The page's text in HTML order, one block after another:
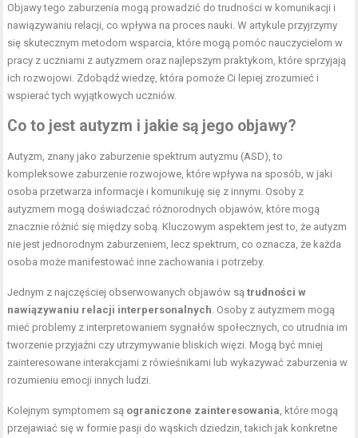
Objawy tego zaburzenia mogą prowadzić do trudności w komunikacji i
nawiązywaniu relacji, co wpływa na proces nauki. W artykule przyjrzymy
się skutecznym metodom wsparcia, które mogą pomóc nauczycielom w
pracy z uczniami z autyzmem oraz najlepszym praktykom, które sprzyjają
ich rozwojowi. Zdobądź wiedzę, która pomoże Ci lepiej zrozumieć i
wspierać tych wyjątkowych uczniów.
Co to jest autyzm i jakie są jego objawy?
Autyzm, znany jako zaburzenie spektrum autyzmu (ASD), to
kompleksowe zaburzenie rozwojowe, które wpływa na sposób, w jaki
osoba przetwarza informacje i komunikuję się z innymi. Osoby z
autyzmem mogą doświadczać różnorodnych objawów, które mogą
znacznie różnić się między sobą. Kluczowym aspektem jest to, że autyzm
nie jest jednorodnym zaburzeniem, lecz spektrum, co oznacza, że każda
osoba może manifestować inne zachowania i potrzeby.
Jednym z najczęściej obserwowanych objawów sątrudności w
nawiązywaniu relacji interpersonalnych . Osoby z autyzmem mogą
mieć problemy z interpretowaniem sygnałów społecznych, co utrudnia im
tworzenie przyjaźni czy utrzymywanie bliskich więzi. Mogą być mniej
zainteresowane interakcjami z rówieśnikami lub wykazywać zaburzenia w
rozumieniu emocji innych ludzi.
Kolejnym symptomem są ograniczone zainteresowania , które mogą
przejawiać się w formie pasji do wąskich dziedzin, takich jak konkretne